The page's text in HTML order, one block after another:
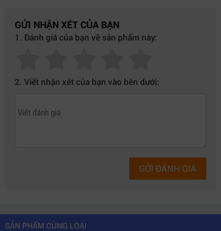
GỬI NHẬN XÉT CỦA BẠN
1. Đánh giá của bạn về sản phẩm này:
2. Viết nhận xét của bạn vào bên dưới:
GỞI ĐÁNH GIÁ
SẢN PHẨM CÙNG LOẠI